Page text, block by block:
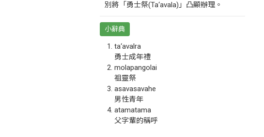
別將「勇士祭(Ta‘avala)」凸顯辦理。
小辭典
ta‘avalra
勇士成年禮
molapangolai
祖靈祭
asavasavahe
男性青年
atamatama
父字輩的稱呼